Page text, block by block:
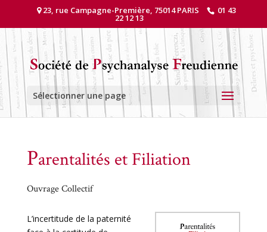
23, rue Campagne-Première, 75014 PARIS 01 43
22 12 13
Sélectionner une page
Parentalités et Filiation
Ouvrage Collectif
L’incertitude de la paternité